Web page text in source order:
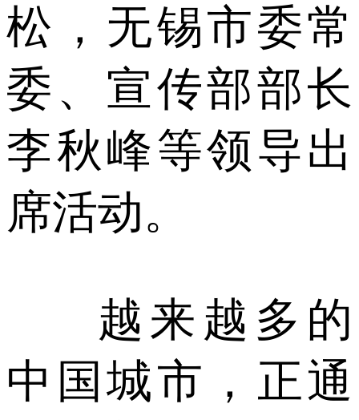
松，无锡市委常
委、宣传部部长
李秋峰等领导出
席活动。
越来越多的
中国城市，正通